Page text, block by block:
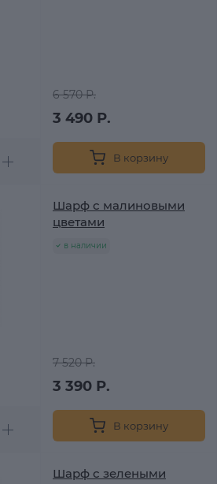
6 570 Р.
3 490 Р.
В корзину
Шарф с малиновыми
цветами
в наличии
7 520 Р.
3 390 Р.
В корзину
Шарф с зелеными